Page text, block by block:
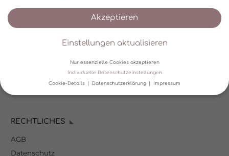
Zahlungsoptionen
Mein Kundenkonto
RECHTLICHES
AGB
Datenschutz
Akzeptieren
Einstellungen aktualisieren
Nur essenzielle Cookies akzeptieren
Individuelle Datenschutzeinstellungen
Cookie-Details Datenschutzerklärung Impressum
Wir verwenden Cookies und andere Technologien auf unserer
helfen, diese Website und Ihre Erfahrung zu verbessern.